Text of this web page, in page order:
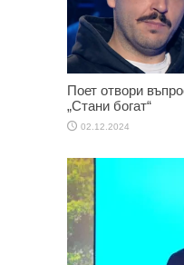
Поет отвори
„Стани богат“
02.12.2024